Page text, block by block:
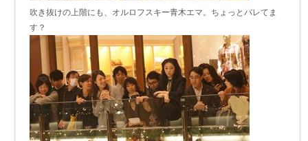
吹き抜けの上階にも、オルロフスキー青木エマ。ちょっとバレてま
す？